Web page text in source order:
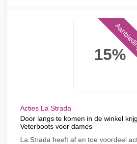
15%
Acties La Strada
Door langs te komen in de winkel
Veterboots voor dames
La Strada heeft af en toe voordeel